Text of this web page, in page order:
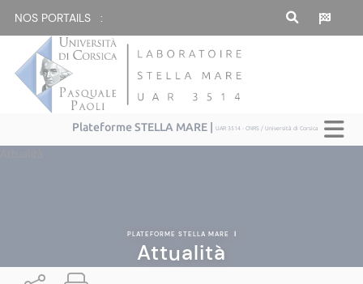
NOS PORTAILS :
Plateforme STELLA MARE |UAR 3514 - CNRS / Università di Corsica
PLATEFORME STELLA MARE |
Attualità